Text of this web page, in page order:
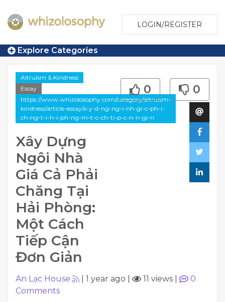
LOGIN/REGISTER
Explore Categories
Altruism & Kindness
Essay
https://www.whizolosophy.com/category/altruism-
kindness/article-essay/x-y-d-ng-ng-i-nh-gi-c-ph-i-
ch-ng-t-i-h-i-ph-ng-m-t-c-ch-ti-p-c-n-n-gi-n
Xây Dựng
Ngôi Nhà
Giá Cả Phải
Chăng Tại
Hải Phòng:
Một Cách
Tiếp Cận
Đơn Giản
0 0
An Lạc House 1 year ago 11 views
0
Comments